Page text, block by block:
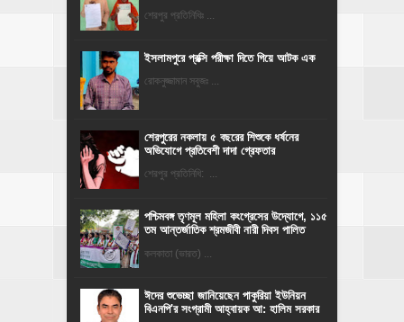
শেরপুর প্রতিনিধিঃ ...
ইসলামপুরে প্রক্সি পরীক্ষা দিতে গিয়ে আটক এক
রোকনুজ্জামান সবুজঃ ...
শেরপুরের নকলায় ৫ বছরের শিশুকে ধর্ষনের
অভিযোগে প্রতিবেশী দাদা গ্রেফতার
শেরপুর প্রতিনিধি: ...
পশ্চিমবঙ্গ তৃণমূল মহিলা কংগ্রেসের উদ্যোগে, ১১৫
তম আন্তর্জাতিক শ্রমজীবী নারী দিবস পালিত
কলকাতা (ভারত) ...
ঈদের শুভেচ্ছা জানিয়েছেন পাকুরিয়া ইউনিয়ন
বিএনপি'র সংগ্রামী আহ্বায়ক আ: হালিম সরকার